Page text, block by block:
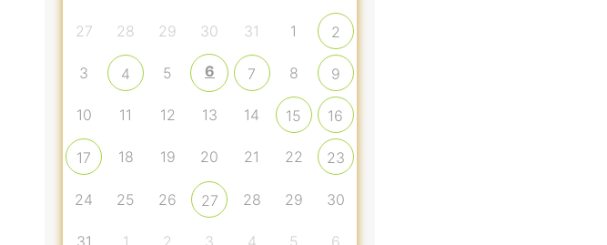
27 28 29 30 31 1 2
3 4 5 6 7 8 9
10 11 12 13 14 15 16
17 18 19 20 21 22 23
24 25 26 27 28 29 30
31 1 2 3 4 5 6